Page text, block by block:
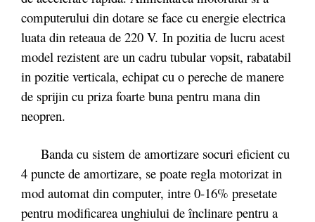
computerului din dotare se face cu energie electrica
luata din reteaua de 220 V. In pozitia de lucru acest
model rezistent are un cadru tubular vopsit, rabatabil
in pozitie verticala, echipat cu o pereche de manere
de sprijin cu priza foarte buna pentru mana din
neopren.
Banda cu sistem de amortizare socuri eficient cu
4 puncte de amortizare, se poate regla motorizat in
mod automat din computer, intre 0-16% presetate
pentru modificarea unghiului de înclinare pentru a